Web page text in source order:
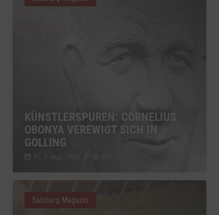
KÜNSTLERSPUREN: CORNELIUS
OBONYA VEREWIGT SICH IN
GOLLING
Salzburg Magazin